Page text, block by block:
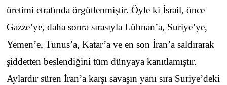
üretimi etrafında örgütlenmiştir. Öyle ki İsrail, önce
Gazze’ye, daha sonra sırasıyla Lübnan’a, Suriye’ye,
Yemen’e, Tunus’a, Katar’a ve en son İran’a saldırarak
şiddetten beslendiğini tüm dünyaya kanıtlamıştır.
Aylardır süren İran’a karşı savaşın yanı sıra Suriye’deki